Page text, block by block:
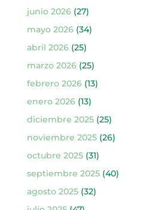
junio 2026(27)
mayo 2026(34)
abril 2026(25)
marzo 2026(25)
febrero 2026(13)
enero 2026(13)
diciembre 2025(25)
noviembre 2025(26)
octubre 2025(31)
septiembre 2025(40)
agosto 2025(32)